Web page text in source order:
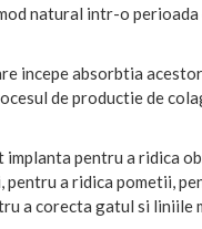
natural intr-o
incepe absorbtia
de productie de
implanta pentru a ridica
a ridica pometii,
a corecta gatul si liniile